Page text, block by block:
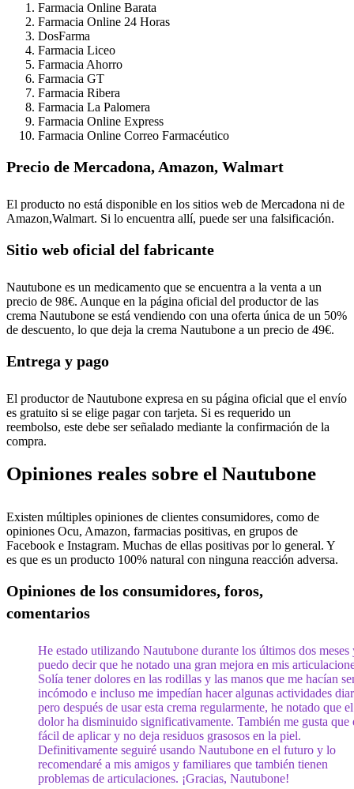
Farmacia Online Barata
Farmacia Online 24 Horas
DosFarma
Farmacia Liceo
Farmacia Ahorro
Farmacia GT
Farmacia Ribera
Farmacia La Palomera
Farmacia Online Express
Farmacia Online Correo Farmacéutico
Precio de Mercadona, Amazon, Walmart
El producto no está disponible en los sitios web de Mercadona ni de
Amazon,Walmart. Si lo encuentra allí, puede ser una falsificación.
Sitio web oficial del fabricante
Nautubone es un medicamento que se encuentra a la venta a un
precio de 98€. Aunque en la página oficial del productor de las
crema Nautubone se está vendiendo con una oferta única de un 50%
de descuento, lo que deja la crema Nautubone a un precio de 49€.
Entrega y pago
El productor de Nautubone expresa en su página oficial que el envío
es gratuito si se elige pagar con tarjeta. Si es requerido un
reembolso, este debe ser señalado mediante la confirmación de la
compra.
Opiniones reales sobre el Nautubone
Existen múltiples opiniones de clientes consumidores, como de
opiniones Ocu, Amazon, farmacias positivas, en grupos de
Facebook e Instagram. Muchas de ellas positivas por lo general. Y
es que es un producto 100% natural con ninguna reacción adversa.
Opiniones de los consumidores, foros,
comentarios
He estado utilizando Nautubone durante los últimos dos meses
puedo decir que he notado una gran mejora en mis
Solía tener dolores en las rodillas y las manos que me hacían
incómodo e incluso me impedían hacer algunas actividades
pero después de usar esta crema regularmente, he notado que el
dolor ha disminuido significativamente. También me gusta que
fácil de aplicar y no deja residuos grasosos en la piel.
Definitivamente seguiré usando Nautubone en el futuro y lo
recomendaré a mis amigos y familiares que también tienen
problemas de articulaciones. ¡Gracias, Nautubone!